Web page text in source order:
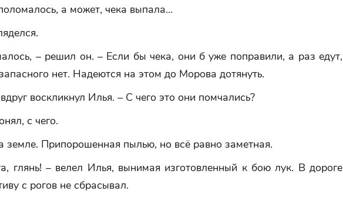
а может, чека выпала…
– решил он. – Если бы чека, они б уже поправили, а раз едут,
нет. Надеются на этом до Морова дотянуть.
воскликнул Илья. – С чего это они помчались?
с чего.
земле. Припорошенная пылью, но всё равно заметная.
глянь! – велел Илья, вынимая изготовленный к бою лук. В дороге
с рогов не сбрасывал.